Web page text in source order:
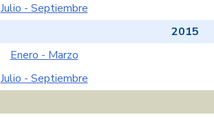
Julio - Septiembre
2015
Enero - Marzo
Julio - Septiembre